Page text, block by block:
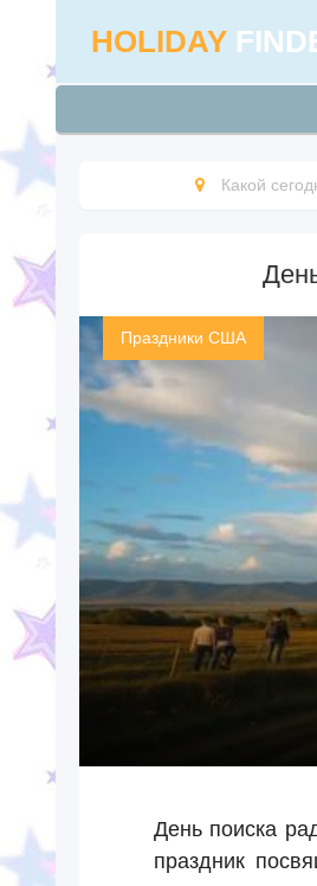
HOLIDAY
Какой
Праздники США
День поиска
праздник